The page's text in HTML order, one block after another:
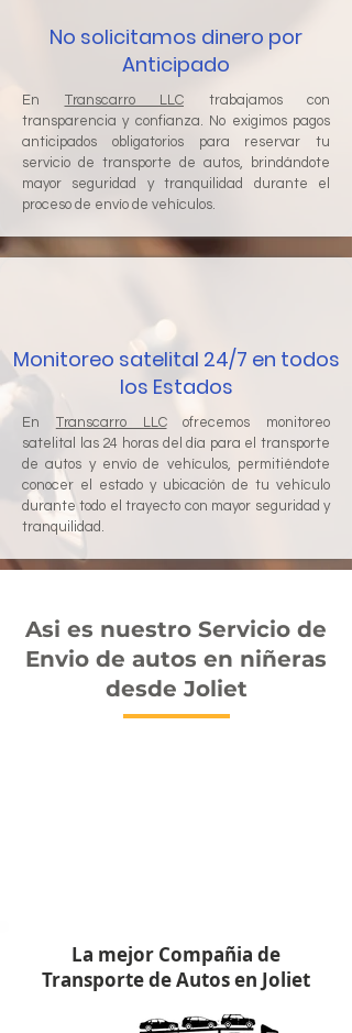
No solicitamos dinero por
Anticipado
En Transcarro LLC trabajamos con
transparencia y confianza. No exigimos pagos
anticipados obligatorios para reservar tu
servicio de transporte de autos, brindándote
mayor seguridad y tranquilidad durante el
proceso de envío de vehículos.
Monitoreo satelital 24/7 en todos
los Estados
En Transcarro LLCofrecemos monitoreo
satelital las 24 horas del día para el transporte
de autos y envío de vehículos, permitiéndote
conocer el estado y ubicación de tu vehículo
durante todo el trayecto con mayor seguridad y
tranquilidad.
Asi es nuestro Servicio de
Envio de autos en niñeras
desde Joliet
La mejor Compañia de
Transporte de Autos en Joliet